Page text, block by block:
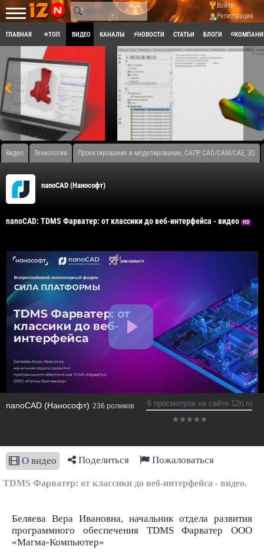
Войти
Регистрация
ГЛАВНАЯ ⭐ТОП ВИДЕО КАНАЛЫ ⚡НОВОСТИ СТАТЬИ БЛОГИ
Видео Технологии Проектирование и моделирование, САПР, CAD/CAM/CAE, 3D
nanoCAD (Нанософт)
nanoCAD: TDMS Фарватер: от классики до веб-интерфейса - видео HD
nanoCAD (Нанософт) 236 роликов 6 просмотров на сайте 12n.ru
О видео Поделиться Пожаловаться
TDMS Фарватер: от классики до веб-интерфейса - видео.
Беляева Вера Ивановна, начальник отдела развития
программного обеспечения TDMS Фарватер ООО
«Магма-Компьютер»